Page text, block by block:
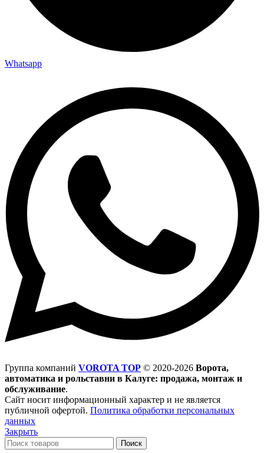
Whatsapp
Группа компаний VOROTA TOP © 2020-2026 Ворота,
автоматика и рольставни в Калуге: продажа, монтаж и
обслуживание.
Сайт носит информационный характер и не является
публичной офертой. Политика обработки персональных
данных
Закрыть
Поиск